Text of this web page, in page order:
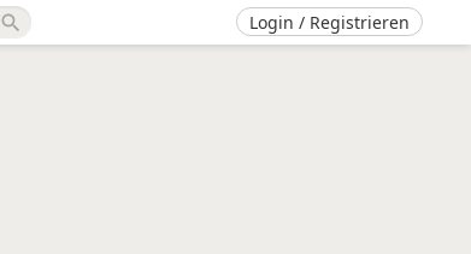
search Login / Registrieren